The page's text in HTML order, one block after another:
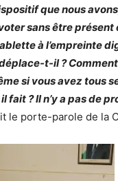
que nous
sans être présent
à l’empreinte
t-il ?
si vous avez tous
fait ? Il n’y a pas de
le porte-parole de la